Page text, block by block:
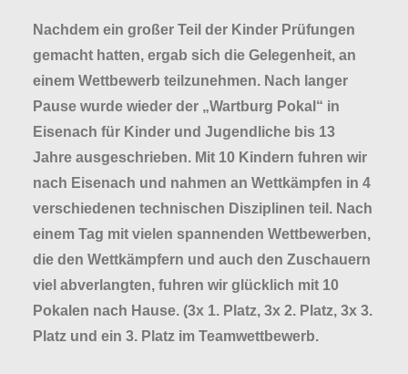
Nachdem ein großer Teil der Kinder Prüfungen
gemacht hatten, ergab sich die Gelegenheit, an
einem Wettbewerb teilzunehmen. Nach langer
Pause wurde wieder der „Wartburg Pokal“ in
Eisenach für Kinder und Jugendliche bis 13
Jahre ausgeschrieben. Mit 10 Kindern fuhren wir
nach Eisenach und nahmen an Wettkämpfen in 4
verschiedenen technischen Disziplinen teil. Nach
einem Tag mit vielen spannenden Wettbewerben,
die den Wettkämpfern und auch den Zuschauern
viel abverlangten, fuhren wir glücklich mit 10
Pokalen nach Hause. (3x 1. Platz, 3x 2. Platz, 3x 3.
Platz und ein 3. Platz im Teamwettbewerb.